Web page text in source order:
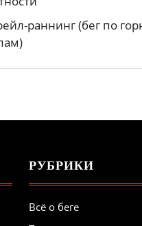
раннинг (бег по
РУБРИКИ
Всё о беге